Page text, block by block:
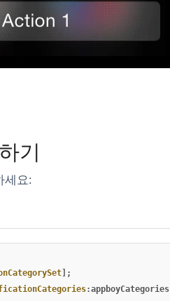
기
세요:
];
:appboyCategories